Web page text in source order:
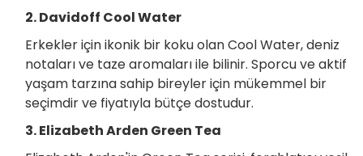
2. Davidoff Cool Water
Erkekler için ikonik bir koku olan Cool Water, deniz
notaları ve taze aromaları ile bilinir. Sporcu ve aktif
yaşam tarzına sahip bireyler için mükemmel bir
seçimdir ve fiyatıyla bütçe dostudur.
3. Elizabeth Arden Green Tea